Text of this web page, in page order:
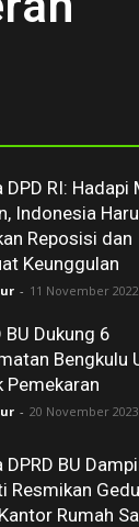
DPD RI: Hadapi
Indonesia
Reposisi dan
Keunggulan
- 11 November 2022
BU Dukung 6
Bengkulu
Pemekaran
- 20 November 2023
DPRD BU
Resmikan
Rumah